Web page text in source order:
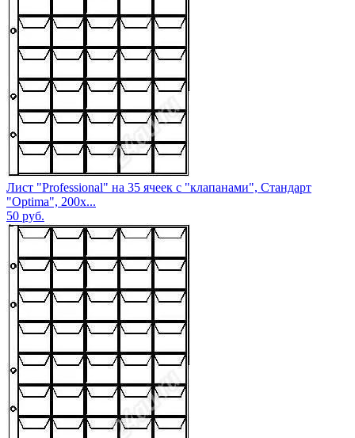
Лист "Professional" на 35 ячеек с "клапанами", Стандарт
"Optima", 200х...
50 руб.